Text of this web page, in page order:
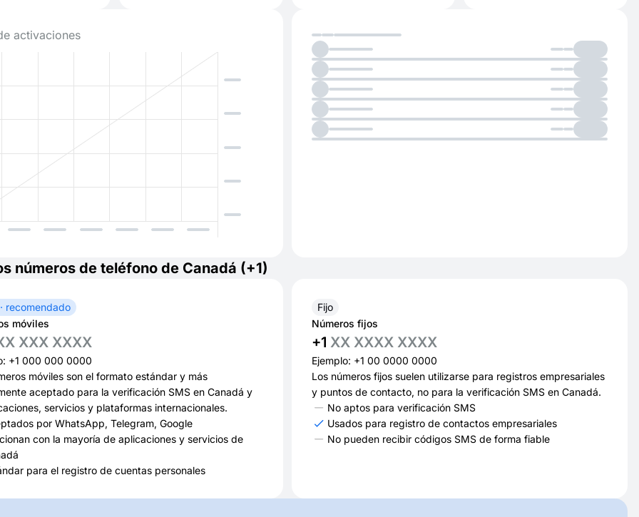
activaciones
números de teléfono de Canadá (+1)
recomendado
móviles
XXX XXXX
+1 000 000 0000
móviles son el formato estándar y más
aceptado para la verificación SMS en Canadá y
servicios y plataformas internacionales.
por WhatsApp, Telegram, Google
con la mayoría de aplicaciones y servicios de
para el registro de cuentas personales
Fijo
Números fijos
+1 XX XXXX XXXX
Ejemplo: +1 00 0000 0000
Los números fijos suelen utilizarse para registros empresariales
y puntos de contacto, no para la verificación SMS en Canadá.
No aptos para verificación SMS
Usados para registro de contactos empresariales
No pueden recibir códigos SMS de forma fiable